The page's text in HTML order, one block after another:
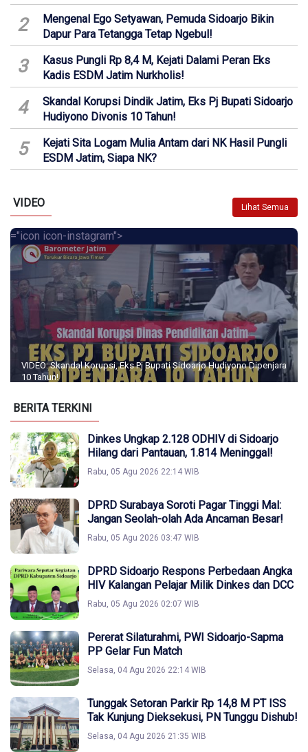
2
Mengenal Ego Setyawan, Pemuda Sidoarjo Bikin
Dapur Para Tetangga Tetap Ngebul!
3
Kasus Pungli Rp 8,4 M, Kejati Dalami Peran Eks
Kadis ESDM Jatim Nurkholis!
4
Skandal Korupsi Dindik Jatim, Eks Pj Bupati Sidoarjo
Hudiyono Divonis 10 Tahun!
5
Kejati Sita Logam Mulia Antam dari NK Hasil Pungli
ESDM Jatim, Siapa NK?
VIDEO Lihat Semua
="icon icon-instagram">
VIDEO: Skandal Korupsi, Eks Pj Bupati Sidoarjo Hudiyono Dipenjara
10 Tahun!
BERITA TERKINI
Dinkes Ungkap 2.128 ODHIV di Sidoarjo
Hilang dari Pantauan, 1.814 Meninggal!
Rabu, 05 Agu 2026 22:14 WIB
DPRD Surabaya Soroti Pagar Tinggi Mal:
Jangan Seolah-olah Ada Ancaman Besar!
Rabu, 05 Agu 2026 03:47 WIB
DPRD Sidoarjo Respons Perbedaan Angka
HIV Kalangan Pelajar Milik Dinkes dan DCC
Rabu, 05 Agu 2026 02:07 WIB
Pererat Silaturahmi, PWI Sidoarjo-Sapma
PP Gelar Fun Match
Selasa, 04 Agu 2026 22:14 WIB
Tunggak Setoran Parkir Rp 14,8 M PT ISS
Tak Kunjung Dieksekusi, PN Tunggu Dishub!
Selasa, 04 Agu 2026 21:35 WIB